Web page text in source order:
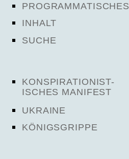
PROGRAMMATISCHES
INHALT
SUCHE
KONSPIRATIONIST-
ISCHES MANIFEST
UKRAINE
KÖNIGSGRIPPE